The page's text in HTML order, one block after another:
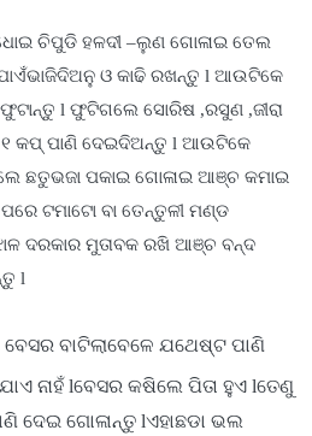
ଚିପୁଡି ହଳଦୀ –ଲୁଣ ଗୋଳାଇ ତେଲ
ଓ କାଢି ରଖନ୍ତୁ l ଆଉଟିକେ
l ଫୁଟିଗଲେ ସୋରିଷ ,ରସୁଣ ,ଜୀରା
୧ କପ୍ ପାଣି ଦେଇଦିଅନ୍ତୁ l ଆଉଟିକେ
ଛତୁଭଜା ପକାଇ ଗୋଳାଇ ଆଞ୍ଚ କମାଇ
ଟମାଟୋ ବା ତେନ୍ତୁଳୀ ମଣ୍ଡ
ଦରକାର ମୁତାବକ ରଖି ଆଞ୍ଚ ବନ୍ଦ
l
ବାଟିଲାବେଳେ ଯଥେଷ୍ଟ ପାଣି
ନାହଁ lବେସର କଷିଲେ ପିତା ହୁଏ lତେଣୁ
ଦେଇ ଗୋଳାନ୍ତୁ lଏହାଛଡା ଭଲ